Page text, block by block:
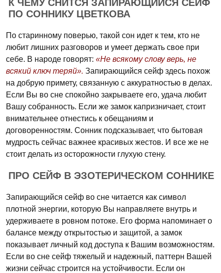
К ЧЕМУ СНИТСЯ ЗАПИРАЮЩИЙСЯ СЕЙФ
ПО СОННИКУ ЦВЕТКОВА
По старинному поверью, такой сон идет к тем, кто не
любит лишних разговоров и умеет держать свое при
себе. В народе говорят: «Не всякому слову верь, не
всякий ключ теряй». Запирающийся сейф здесь похож
на добрую примету, связанную с аккуратностью в делах.
Если Вы во сне спокойно закрываете его, удача любит
Вашу собранность. Если же замок капризничает, стоит
внимательнее отнестись к обещаниям и
договоренностям. Сонник подсказывает, что бытовая
мудрость сейчас важнее красивых жестов. И все же не
стоит делать из осторожности глухую стену.
ПРО СЕЙФ В ЭЗОТЕРИЧЕСКОМ СОННИКЕ
Запирающийся сейф во сне читается как символ
плотной энергии, которую Вы направляете внутрь и
удерживаете в ровном потоке. Его форма напоминает о
балансе между открытостью и защитой, а замок
показывает личный код доступа к Вашим возможностям.
Если во сне сейф тяжелый и надежный, паттерн Вашей
жизни сейчас строится на устойчивости. Если он